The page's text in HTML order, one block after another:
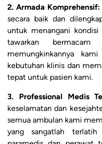
2. Armada Komprehensif:
secara baik dan
untuk menangani
tawarkan
memungkinkannya
kebutuhan klinis dan
tepat untuk pasien kami.
3. Professional Medis
keselamatan dan
semua ambulan kami
yang sangatlah terlatih